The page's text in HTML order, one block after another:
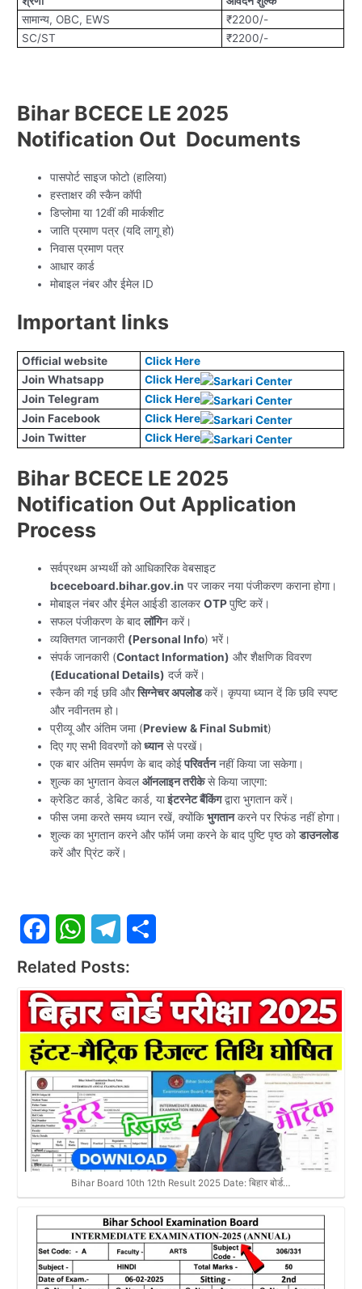
सामान्य, OBC, EWS
₹2200/-
SC/ST
₹2200/-
Bihar BCECE LE 2025
Notification Out Documents
पासपोर्ट साइज फोटो (हालिया)
हस्ताक्षर की स्कैन कॉपी
डिप्लोमा या 12वीं की मार्कशीट
जाति प्रमाण पत्र (यदि लागू हो)
निवास प्रमाण पत्र
आधार कार्ड
मोबाइल नंबर और ईमेल ID
Important links
Official website
Click Here
Join Whatsapp
Click Here
Join Telegram
Click Here
Join Facebook
Click Here
Join Twitter
Click Here
Bihar BCECE LE 2025
Notification Out Application
Process
सर्वप्रथम अभ्यर्थी को आधिकारिक वेबसाइट
bceceboard.bihar.gov.in पर जाकर नया पंजीकरण कराना होगा।
मोबाइल नंबर और ईमेल आईडी डालकरOTPपुष्टि करें।
सफल पंजीकरण के बादलॉगिन करें।
व्यक्तिगत जानकारी (Personal Info) भरें।
संपर्क जानकारी (Contact Information) और शैक्षणिक विवरण
(Educational Details) दर्ज करें।
स्कैन की गई छवि औरसिग्नेचर अपलोडकरें। कृपया ध्यान दें कि छवि स्पष्ट
और नवीनतम हो।
प्रीव्यू और अंतिम जमा (Preview & Final Submit)
दिए गए सभी विवरणों कोध्यानसे परखें।
एक बार अंतिम समर्पण के बाद कोईपरिवर्तननहीं किया जा सकेगा।
शुल्क का भुगतान केवलऑनलाइन तरीकेसे किया जाएगा:
क्रेडिट कार्ड, डेबिट कार्ड, याइंटरनेट बैंकिंगद्वारा भुगतान करें।
फीस जमा करते समय ध्यान रखें, क्योंकिभुगतानकरने पर रिफंड नहीं होगा।
शुल्क का भुगतान करने और फॉर्म जमा करने के बाद पुष्टि पृष्ठ कोडाउनलोड
करें और प्रिंट करें।
F
a
b
h
a
t
s
A
p
p
e
l
e
g
r
a
m
h
r
e
Related Posts:
Bihar Board 10th 12th Result 2025 Date: बिहार बोर्ड…